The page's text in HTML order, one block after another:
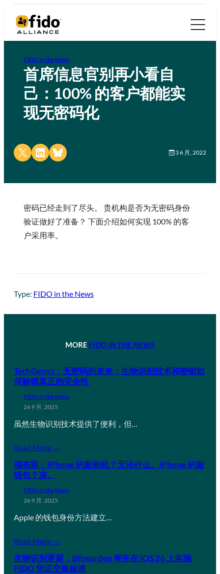
FIDO in the News
首席信息官别再小看自
己：100% 的客户都能实
现无密码化
Share on X Share on LinkedIn
Share on Bluesky 3 6 月, 2022
密码已经走到了尽头。 贵机构是否为无密码身份
验证做好了准备？ 下面介绍如何实现 100% 的客
户采用率。
Type: FIDO in the News
MORE FIDO IN THE NEWS
TechGenyz：无密码的未来：生物识别技术和密钥如
何解锁真正的安全性
FIDO in the News
26 9 月, 2025
虽然生物识别技术提供了便利，但…
Read More →
福布斯：iPhone 的新相机？无论什么。iPhone 的新
钱包？凉。
FIDO in the News
26 9 月, 2025
Apple 的钱包身份方法建立…
Read More →
生物识别更新：Bitwarden 率先在 iOS 26 上实施
FIDO 凭证交换标准